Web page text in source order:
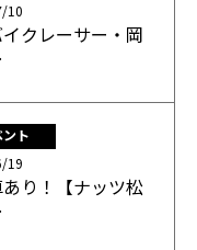
10
クレーサー・岡
ント
19
り！【ナッツ松